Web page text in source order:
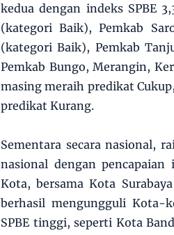
kedua dengan indeks SPBE
(kategori Baik), Pemkab
(kategori Baik), Pemkab
Pemkab Bungo, Merangin,
masing meraih predikat
predikat Kurang.
Sementara secara nasional,
nasional dengan
Kota, bersama Kota
berhasil mengungguli Kota-
SPBE tinggi, seperti Kota